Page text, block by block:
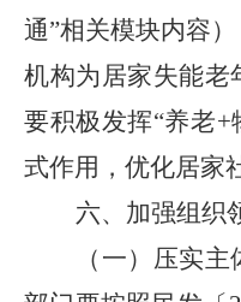
通”相关模块内容
机构为居家失能老
要积极发挥“养老+
式作用，优化居家
六、加强组织
（一）压实主